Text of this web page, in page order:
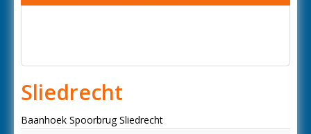
Sliedrecht
Baanhoek Spoorbrug Sliedrecht